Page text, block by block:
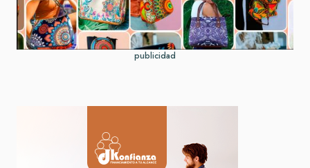
publicidad